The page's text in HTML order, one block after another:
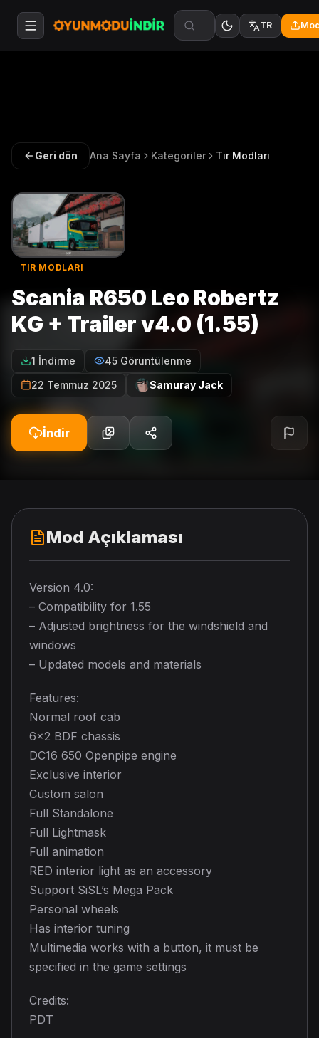
TR
Geri dön Ana Sayfa Kategoriler Tır Modları
TIR MODLARI
Scania R650 Leo Robertz
KG + Trailer v4.0 (1.55)
1 İndirme
45 Görüntülenme
22 Temmuz 2025
Samuray Jack
İndir
Mod Açıklaması
Version 4.0:
– Compatibility for 1.55
– Adjusted brightness for the windshield and
windows
– Updated models and materials
Features:
Normal roof cab
6×2 BDF chassis
DC16 650 Openpipe engine
Exclusive interior
Custom salon
Full Standalone
Full Lightmask
Full animation
RED interior light as an accessory
Support SiSL’s Mega Pack
Personal wheels
Has interior tuning
Multimedia works with a button, it must be
specified in the game settings
Credits:
PDT